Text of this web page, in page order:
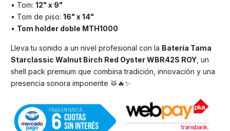
• Tom: 12" x 9"
• Tom de piso: 16" x 14"
• Tom holder doble MTH1000
Lleva tu sonido a un nivel profesional con la Batería Tama
Starclassic Walnut Birch Red Oyster WBR42S ROY, un
shell pack premium que combina tradición, innovación y una
presencia sonora imponente 🥁🔥✨